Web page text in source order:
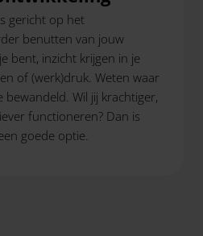
gericht op het
benutten van jouw
bent, inzicht krijgen in je
of (werk)druk. Weten waar
bewandeld. Wil jij krachtiger,
functioneren? Dan is
goede optie.